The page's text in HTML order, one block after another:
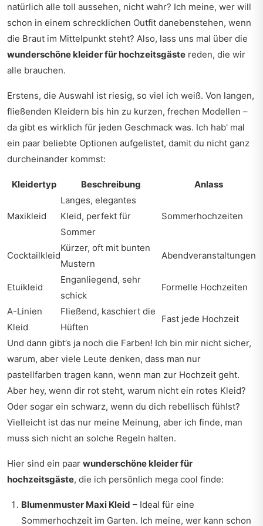
natürlich alle toll aussehen, nicht wahr? Ich meine, wer will
schon in einem schrecklichen Outfit danebenstehen, wenn
die Braut im Mittelpunkt steht? Also, lass uns mal über die
wunderschöne kleider für hochzeitsgäste reden, die wir
alle brauchen.
Erstens, die Auswahl ist riesig, so viel ich weiß. Von langen,
fließenden Kleidern bis hin zu kurzen, frechen Modellen –
da gibt es wirklich für jeden Geschmack was. Ich hab' mal
ein paar beliebte Optionen aufgelistet, damit du nicht ganz
durcheinander kommst:
Kleidertyp Beschreibung Anlass
Maxikleid
Langes, elegantes
Kleid, perfekt für
Sommer
Sommerhochzeiten
Cocktailkleid
Kürzer, oft mit bunten
Mustern
Abendveranstaltungen
Etuikleid
Enganliegend, sehr
schick
Formelle Hochzeiten
A-Linien
Kleid
Fließend, kaschiert die
Hüften
Fast jede Hochzeit
Und dann gibt’s ja noch die Farben! Ich bin mir nicht sicher,
warum, aber viele Leute denken, dass man nur
pastellfarben tragen kann, wenn man zur Hochzeit geht.
Aber hey, wenn dir rot steht, warum nicht ein rotes Kleid?
Oder sogar ein schwarz, wenn du dich rebellisch fühlst?
Vielleicht ist das nur meine Meinung, aber ich finde, man
muss sich nicht an solche Regeln halten.
Hier sind ein paar wunderschöne kleider für
hochzeitsgäste, die ich persönlich mega cool finde:
Blumenmuster Maxi Kleid – Ideal für eine
Sommerhochzeit im Garten. Ich meine, wer kann schon